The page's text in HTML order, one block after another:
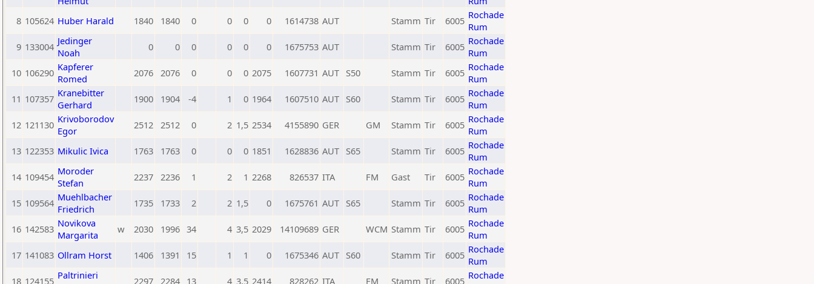
8 105624 Huber Harald 1840 1840 0 0 0 0 1614738 AUT Stamm Tir 6005 Rochade
Rum
9 133004 Jedinger
Noah
0 0 0 0 0 0 1675753 AUT Stamm Tir 6005 Rochade
Rum
10 106290 Kapferer
Romed
2076 2076 0 0 0 2075 1607731 AUT S50 Stamm Tir 6005 Rochade
Rum
11 107357 Kranebitter
Gerhard
1900 1904 -4 1 0 1964 1607510 AUT S60 Stamm Tir 6005 Rochade
Rum
12 121130 Krivoborodov
Egor
2512 2512 0 2 1,5 2534 4155890 GER GM Stamm Tir 6005 Rochade
Rum
13 122353 Mikulic Ivica 1763 1763 0 0 0 1851 1628836 AUT S65 Stamm Tir 6005 Rochade
Rum
14 109454 Moroder
Stefan
2237 2236 1 2 1 2268 826537 ITA FM Gast Tir 6005 Rochade
Rum
15 109564 Muehlbacher
Friedrich
1735 1733 2 2 1,5 0 1675761 AUT S65 Stamm Tir 6005 Rochade
Rum
16 142583 Novikova
Margarita
w 2030 1996 34 4 3,5 2029 14109689 GER WCM Stamm Tir 6005 Rochade
Rum
17 141083 Ollram Horst 1406 1391 15 1 1 0 1675346 AUT S60 Stamm Tir 6005 Rochade
Rum
18 124155 Paltrinieri
2297 2284 13 4 3,5 2414 828262 ITA FM Stamm Tir 6005 Rochade